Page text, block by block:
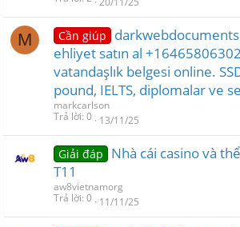
M Cần giúp
ehliyet satın al
vatandaşlık belgesi online.
pound, IELTS, diplomalar ve
markcarlson
Trả lời 0 13/11/25
Giải đáp
Nhà cái casino và
T11
aw8vietnamorg
Trả lời 0 11/11/25